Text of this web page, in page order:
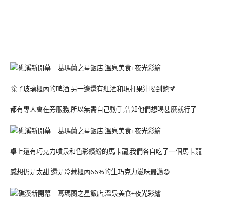
除了玻璃櫃內的啤酒,另一邊還有紅酒和現打果汁喝到飽🍹
都有專人會在旁服務,所以無需自己動手,告知他們想喝甚麼就行了
桌上還有巧克力噴泉和色彩繽紛的馬卡龍,我們各自吃了一個馬卡龍
感想仍是太甜,還是冷藏櫃內66%的生巧克力滋味最讚😋